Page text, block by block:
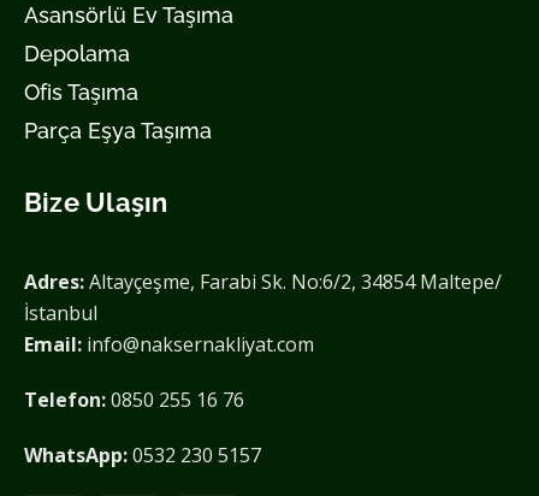
Asansörlü Ev Taşıma
Depolama
Ofis Taşıma
Parça Eşya Taşıma
Bize Ulaşın
Adres:Altayçeşme, Farabi Sk. No:6/2, 34854 Maltepe/
İstanbul
Email: info@naksernakliyat.com
Telefon:0850 255 16 76
WhatsApp:0532 230 5157